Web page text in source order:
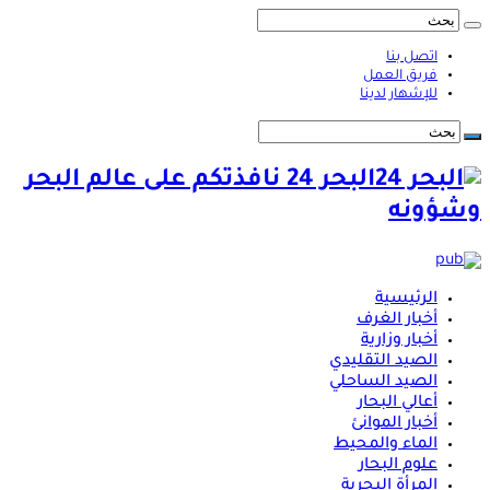
اتصل بنا
فريق العمل
للإشهار لدينا
البحر 24 نافذتكم على عالم البحر
وشؤونه
الرئيسية
أخبار الغرف
أخبار وزارية
الصيد التقليدي
الصيد الساحلي
أعالي البحار
أخبار الموانئ
الماء والمحيط
علوم البحار